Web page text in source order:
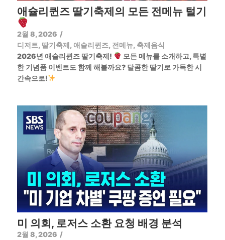
애슐리퀸즈 딸기축제의 모든 전메뉴 털기
2월 8, 2026 /
디저트, 딸기축제, 애슐리퀸즈, 전메뉴, 축제음식
2026년 애슐리퀸즈 딸기축제!
모든 메뉴를 소개하고, 특별
한 기념품 이벤트도 함께 해볼까요? 달콤한 딸기로 가득한 시
간속으로!
미 의회, 로저스 소환 요청 배경 분석
2월 8, 2026 /